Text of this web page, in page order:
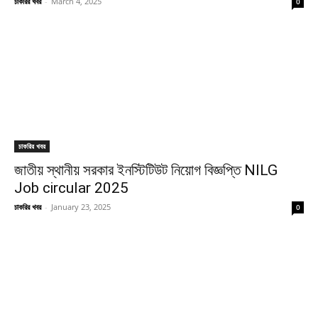
চাকরির খবর
জাতীয় স্থানীয় সরকার ইনস্টিটিউট নিয়োগ বিজ্ঞপ্তি NILG
Job circular 2025
চাকরির খবর - January 23, 2025 0